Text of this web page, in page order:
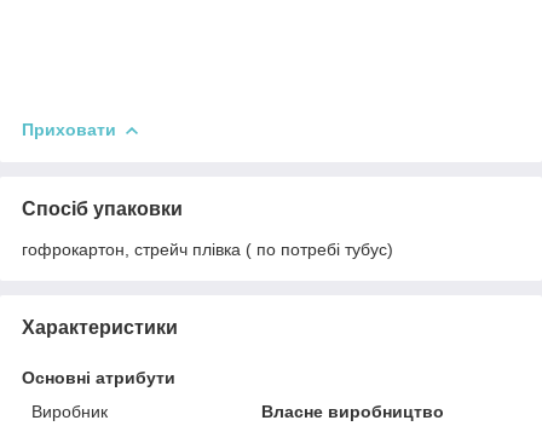
Приховати
Спосіб упаковки
гофрокартон, стрейч плівка ( по потребі тубус)
Характеристики
Основні атрибути
Виробник
Власне виробництво